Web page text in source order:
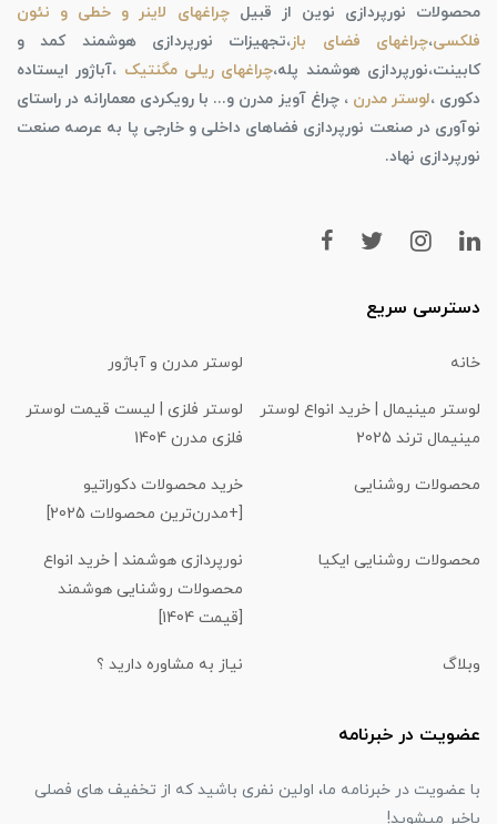
محصولات نورپردازی نوین از قبیلچراغهای لاینر و خطی و نئون
فلکسی،چراغهای فضای باز،تجهیزات نورپردازی هوشمند کمد و
کابینت،نورپردازی هوشمند پله،چراغهای ریلی مگنتیک ،آباژور ایستاده
دکوری ،لوستر مدرن ، چراغ آویز مدرن و... با رویکردی معمارانه در راستای
نوآوری در صنعت نورپردازی فضاهای داخلی و خارجی پا به عرصه صنعت
نورپردازی نهاد.
دسترسی سریع
خانه لوستر مدرن و آباژور
لوستر مینیمال | خرید انواع لوستر
مینیمال ترند 2025
لوستر فلزی | لیست قیمت لوستر
فلزی مدرن 1404
محصولات روشنایی
خرید محصولات دکوراتیو
[+مدرن‌ترین محصولات 2025]
محصولات روشنایی ایکیا
نورپردازی هوشمند | خرید انواع
محصولات روشنایی هوشمند
[قیمت 1404]
وبلاگ نیاز به مشاوره دارید ؟
عضویت در خبرنامه
با عضویت در خبرنامه ما، اولین نفری باشید که از تخفیف های فصلی
باخبر میشوید!